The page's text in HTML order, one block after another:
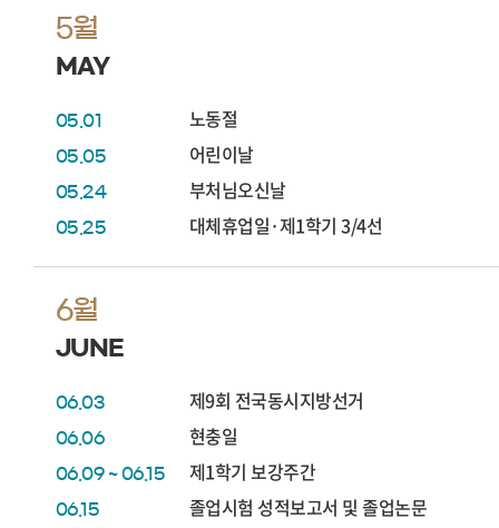
5월
MAY
05.01 노동절
05.05 어린이날
05.24 부처님오신날
05.25 대체휴업일·제1학기 3/4선
6월
JUNE
06.03 제9회 전국동시지방선거
06.06 현충일
06.09 ~ 06.15 제1학기 보강주간
06.15 졸업시험 성적보고서 및 졸업논문